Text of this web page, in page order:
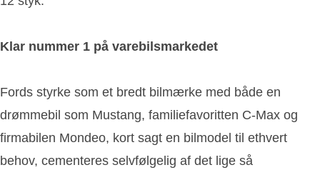
Klar nummer 1 på varebilsmarkedet
Fords styrke som et bredt bilmærke med både en
drømmebil som Mustang, familiefavoritten C-Max og
firmabilen Mondeo, kort sagt en bilmodel til ethvert
behov, cementeres selvfølgelig af det lige så